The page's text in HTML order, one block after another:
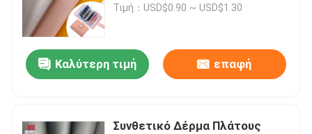
Τιμή：USD$0.90 ~ USD$1.30
Καλύτερη τιμή επαφή
Συνθετικό Δέρμα Πλάτους